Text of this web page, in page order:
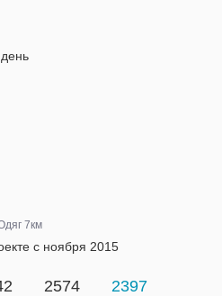
7км
с ноября 2015
2574 2397